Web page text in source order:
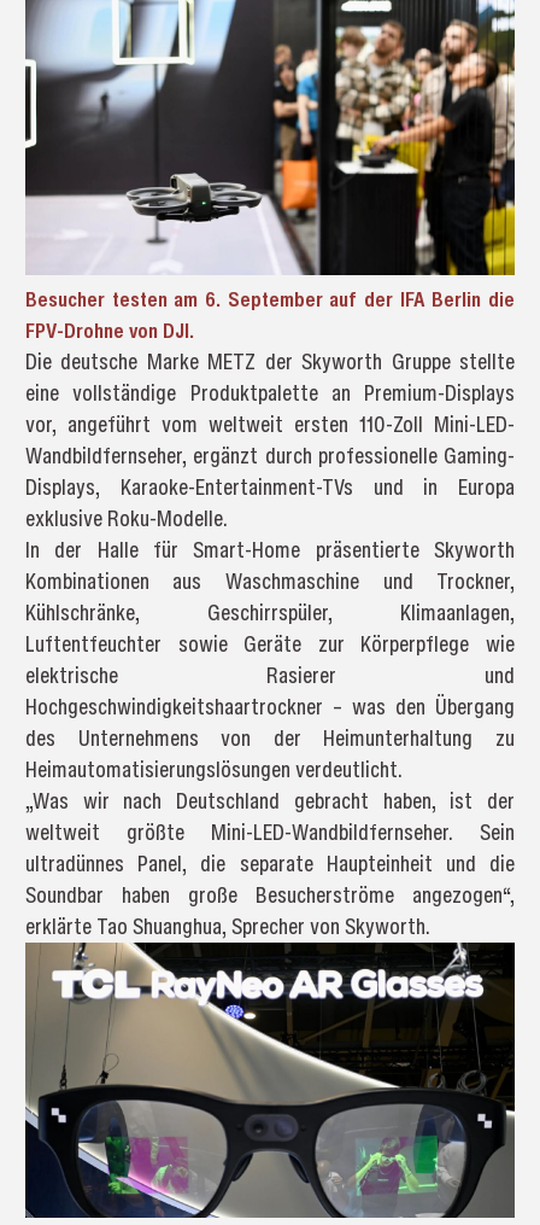
Besucher testen am 6. September auf der IFA Berlin die
FPV-Drohne von DJI.
Die deutsche Marke METZ der Skyworth Gruppe stellte
eine vollständige Produktpalette an Premium-Displays
vor, angeführt vom weltweit ersten 110-Zoll Mini-LED-
Wandbildfernseher, ergänzt durch professionelle Gaming-
Displays, Karaoke-Entertainment-TVs und in Europa
exklusive Roku-Modelle.
In der Halle für Smart-Home präsentierte Skyworth
Kombinationen aus Waschmaschine und Trockner,
Kühlschränke, Geschirrspüler, Klimaanlagen,
Luftentfeuchter sowie Geräte zur Körperpflege wie
elektrische Rasierer und
Hochgeschwindigkeitshaartrockner – was den Übergang
des Unternehmens von der Heimunterhaltung zu
Heimautomatisierungslösungen verdeutlicht.
„Was wir nach Deutschland gebracht haben, ist der
weltweit größte Mini-LED-Wandbildfernseher. Sein
ultradünnes Panel, die separate Haupteinheit und die
Soundbar haben große Besucherströme angezogen“,
erklärte Tao Shuanghua, Sprecher von Skyworth.